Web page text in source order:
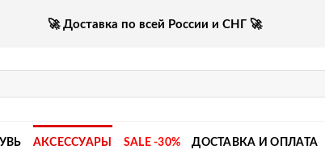
🚀 Доставка по всей России и СНГ 🚀
АКСЕССУАРЫ SALE -30% ДОСТАВКА И ОПЛАТА